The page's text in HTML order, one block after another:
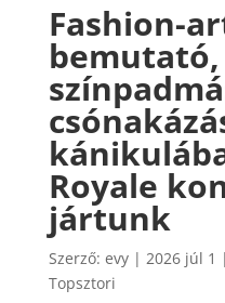
Fashion-
bemutató,
Royale
jártunk
Szerző: evy| 2026 júl 1 |
Topsztori